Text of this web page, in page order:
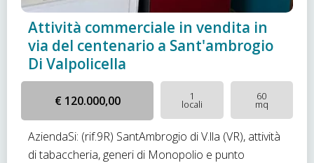
Attività commerciale in vendita in
via del centenario a Sant'ambrogio
Di Valpolicella
€ 120.000,00 1
locali
60
mq
AziendaSi: (rif.9R) SantAmbrogio di V.lla (VR), attività
di tabaccheria, generi di Monopolio e punto